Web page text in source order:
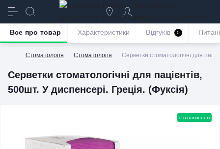
якість та бездоганне
обслуговування
Стоматологія Стоматологія Серветки стоматологічні для
Серветки стоматологічні для пацієнтів,
500шт. У диспенсері. Греція. (Фуксія)
Все про товар Характеристики Відгуків 0
є в наявності